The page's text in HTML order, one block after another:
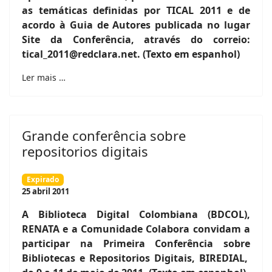
as temáticas definidas por TICAL 2011 e de
acordo à Guia de Autores publicada no lugar
Site da Conferência, através do correio:
tical_2011@redclara.net. (Texto em espanhol)
Ler mais …
Grande conferência sobre
repositorios digitais
Expirado
25 abril 2011
A Biblioteca Digital Colombiana (BDCOL),
RENATA e a Comunidade Colabora convidam a
participar na Primeira Conferência sobre
Bibliotecas e Repositorios Digitais, BIREDIAL,